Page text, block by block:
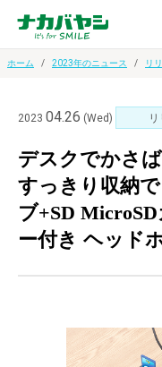
ホーム 2023年のニュース リ
2023 04.26 (Wed)
デスクでかさ
すっきり収納
ブ+SD
ー付き ヘッド